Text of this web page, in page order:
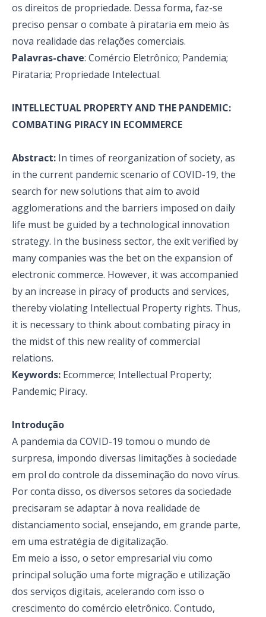
os direitos de propriedade. Dessa forma, faz-se
preciso pensar o combate à pirataria em meio às
nova realidade das relações comerciais.
Palavras-chave: Comércio Eletrônico; Pandemia;
Pirataria; Propriedade Intelectual.
INTELLECTUAL PROPERTY AND THE PANDEMIC:
COMBATING PIRACY IN ECOMMERCE
Abstract: In times of reorganization of society, as
in the current pandemic scenario of COVID-19, the
search for new solutions that aim to avoid
agglomerations and the barriers imposed on daily
life must be guided by a technological innovation
strategy. In the business sector, the exit verified by
many companies was the bet on the expansion of
electronic commerce. However, it was accompanied
by an increase in piracy of products and services,
thereby violating Intellectual Property rights. Thus,
it is necessary to think about combating piracy in
the midst of this new reality of commercial
relations.
Keywords: Ecommerce; Intellectual Property;
Pandemic; Piracy.
Introdução
A pandemia da COVID-19 tomou o mundo de
surpresa, impondo diversas limitações à sociedade
em prol do controle da disseminação do novo vírus.
Por conta disso, os diversos setores da sociedade
precisaram se adaptar à nova realidade de
distanciamento social, ensejando, em grande parte,
em uma estratégia de digitalização.
Em meio a isso, o setor empresarial viu como
principal solução uma forte migração e utilização
dos serviços digitais, acelerando com isso o
crescimento do comércio eletrônico. Contudo,